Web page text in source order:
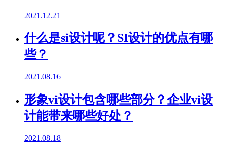
2021.12.21
什么是si设计呢？SI设计的优点有哪
些？
2021.08.16
形象vi设计包含哪些部分？企业vi设
计能带来哪些好处？
2021.08.18